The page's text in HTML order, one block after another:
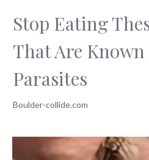
Stop Eating
That Are Known
Parasites